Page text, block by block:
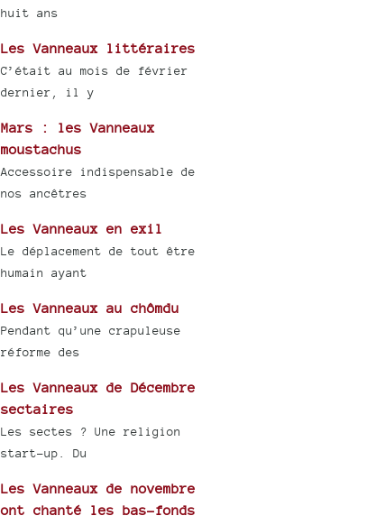
huit ans
Les Vanneaux littéraires
C’était au mois de février
dernier, il y
Mars : les Vanneaux
moustachus
Accessoire indispensable de
nos ancêtres
Les Vanneaux en exil
Le déplacement de tout être
humain ayant
Les Vanneaux au chômdu
Pendant qu’une crapuleuse
réforme des
Les Vanneaux de Décembre
sectaires
Les sectes ? Une religion
start-up. Du
Les Vanneaux de novembre
ont chanté les bas-fonds